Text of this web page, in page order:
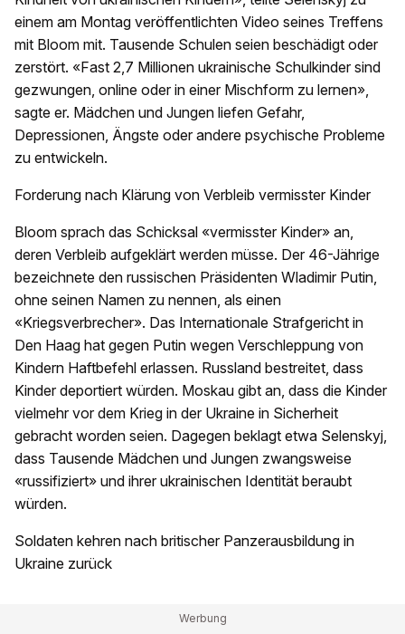
einem am Montag veröffentlichten Video seines Treffens
mit Bloom mit. Tausende Schulen seien beschädigt oder
zerstört. «Fast 2,7 Millionen ukrainische Schulkinder sind
gezwungen, online oder in einer Mischform zu lernen»,
sagte er. Mädchen und Jungen liefen Gefahr,
Depressionen, Ängste oder andere psychische Probleme
zu entwickeln.
Forderung nach Klärung von Verbleib vermisster Kinder
Bloom sprach das Schicksal «vermisster Kinder» an,
deren Verbleib aufgeklärt werden müsse. Der 46-Jährige
bezeichnete den russischen Präsidenten Wladimir Putin,
ohne seinen Namen zu nennen, als einen
«Kriegsverbrecher». Das Internationale Strafgericht in
Den Haag hat gegen Putin wegen Verschleppung von
Kindern Haftbefehl erlassen. Russland bestreitet, dass
Kinder deportiert würden. Moskau gibt an, dass die Kinder
vielmehr vor dem Krieg in der Ukraine in Sicherheit
gebracht worden seien. Dagegen beklagt etwa Selenskyj,
dass Tausende Mädchen und Jungen zwangsweise
«russifiziert» und ihrer ukrainischen Identität beraubt
würden.
Soldaten kehren nach britischer Panzerausbildung in
Ukraine zurück